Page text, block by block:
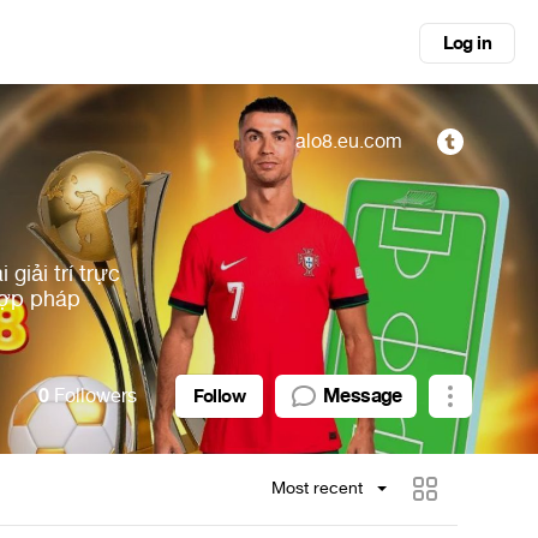
Log in
giải trí trực
pháp
alo8.eu.com
0Followers Follow Message
Most recent